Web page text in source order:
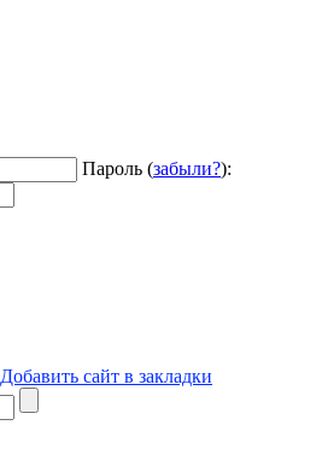
Пароль (забыли?):
Добавить сайт в закладки